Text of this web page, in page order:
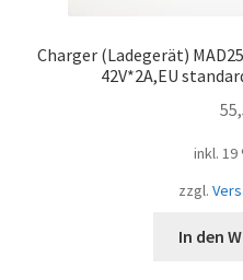
Charger (Ladegerät)
42V*2A,EU
inkl. 19
zzgl.
In den